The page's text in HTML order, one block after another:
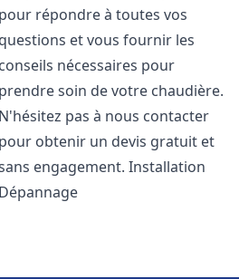
pour répondre à toutes vos
questions et vous fournir les
conseils nécessaires pour
prendre soin de votre chaudière.
N'hésitez pas à nous contacter
pour obtenir un devis gratuit et
engagement. Installation
Dépannage